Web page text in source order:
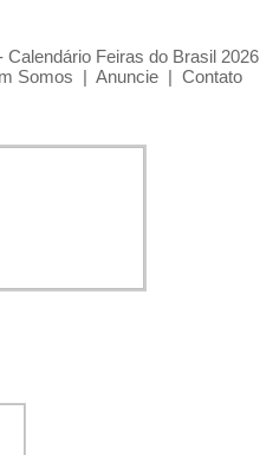
Calendário Feiras do Brasil 2026
Somos | Anuncie | Contato